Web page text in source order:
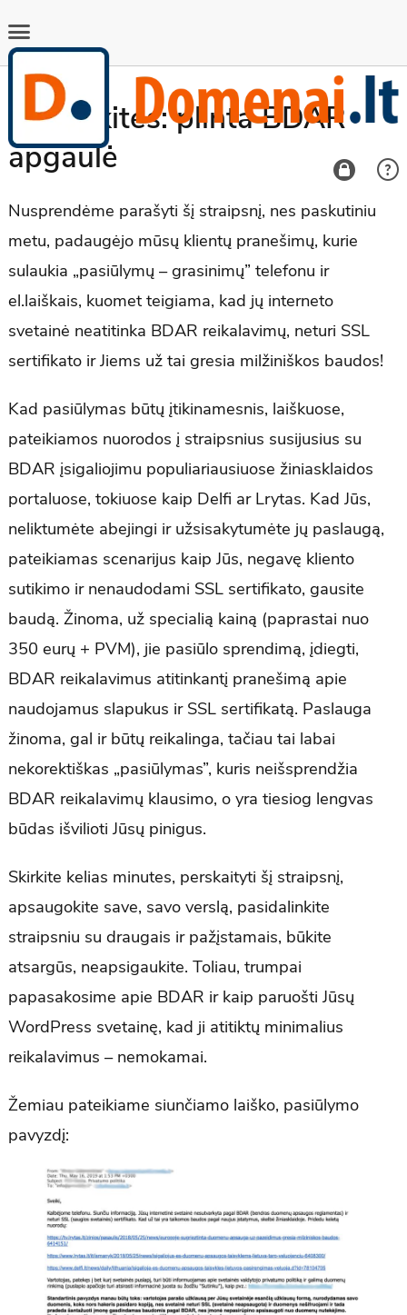
Saugokitės: plinta BDAR
apgaulė
Nusprendėme parašyti šį straipsnį, nes paskutiniu
metu, padaugėjo mūsų klientų pranešimų, kurie
sulaukia „pasiūlymų – grasinimų” telefonu ir
el.laiškais, kuomet teigiama, kad jų interneto
svetainė neatitinka BDAR reikalavimų, neturi SSL
sertifikato ir Jiems už tai gresia milžiniškos baudos!
Kad pasiūlymas būtų įtikinamesnis, laiškuose,
pateikiamos nuorodos į straipsnius susijusius su
BDAR įsigaliojimu populiariausiuose žiniasklaidos
portaluose, tokiuose kaip Delfi ar Lrytas. Kad Jūs,
neliktumėte abejingi ir užsisakytumėte jų paslaugą,
pateikiamas scenarijus kaip Jūs, negavę kliento
sutikimo ir nenaudodami SSL sertifikato, gausite
baudą. Žinoma, už specialią kainą (paprastai nuo
350 eurų + PVM), jie pasiūlo sprendimą, įdiegti,
BDAR reikalavimus atitinkantį pranešimą apie
naudojamus slapukus ir SSL sertifikatą. Paslauga
žinoma, gal ir būtų reikalinga, tačiau tai labai
nekorektiškas „pasiūlymas”, kuris neišsprendžia
BDAR reikalavimų klausimo, o yra tiesiog lengvas
būdas išvilioti Jūsų pinigus.
Skirkite kelias minutes, perskaityti šį straipsnį,
apsaugokite save, savo verslą, pasidalinkite
straipsniu su draugais ir pažįstamais, būkite
atsargūs, neapsigaukite. Toliau, trumpai
papasakosime apie BDAR ir kaip paruošti Jūsų
WordPress svetainę, kad ji atitiktų minimalius
reikalavimus – nemokamai.
Žemiau pateikiame siunčiamo laiško, pasiūlymo
pavyzdį: